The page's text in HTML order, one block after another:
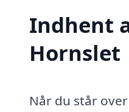
Indhent
Hornslet
Når du står